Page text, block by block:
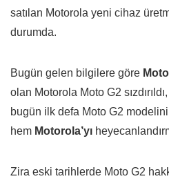
satılan Motorola yeni cihaz
durumda.
Bugün gelen bilgilere göre
olan Motorola Moto G2
bugün ilk defa Moto G2 modelini
hem Motorola’yı
Zira eski tarihlerde Moto G2